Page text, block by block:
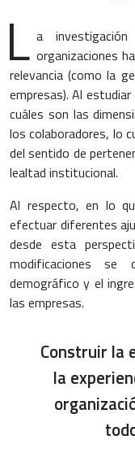
L a
organizaciones
relevancia (como la
empresas). Al
cuáles son las
los colaboradores, lo
del sentido de
lealtad institucional.
Al respecto, en lo
efectuar diferentes
desde esta
modificaciones
demográfico y el
las empresas.
Construir la
la